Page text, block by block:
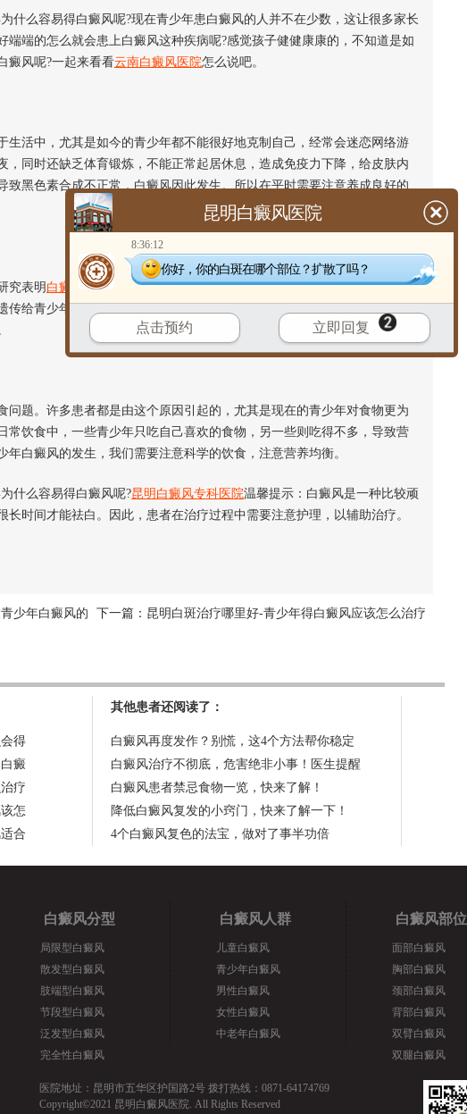
什么容易得白癜风呢?现在青少年患白癜风的人并不在少数，这让很多家长
端端的怎么就会患上白癜风这种疾病呢?感觉孩子健健康康的，不知道是如
癜风呢?一起来看看云南白癜风医院怎么说吧。
生活中，尤其是如今的青少年都不能很好地克制自己，经常会迷恋网络游
，同时还缺乏体育锻炼，不能正常起居休息，造成免疫力下降，给皮肤内
致黑色素合成不正常，白癜风因此发生。所以在平时需要注意养成良好的
究表明 白癜风的遗传
几率很小，但也不容忽视。青少年是白癜风的高危人
传给青少年。
题。许多患者都是由这个原因引起的，尤其是现在的青少年对食物更为
常饮食中，一些青少年只吃自己喜欢的食物，另一些则吃得不多，导致营
白癜风的发生，我们需要注意科学的饮食，注意营养均衡。
什么容易得白癜风呢?昆明白癜风专科医院温馨提示：白癜风是一种比较顽
长时间才能祛白。因此，患者在治疗过程中需要注意护理，以辅助治疗。
少年白癜风的
下一篇： 昆明白斑治疗哪里好-青少年得白癜风应该怎么治疗
得
癜
疗
怎
合
其他患者还阅读了：
白癜风再度发作？别慌，这4个方法帮你稳定
白癜风治疗不彻底，危害绝非小事！医生提醒
白癜风患者禁忌食物一览，快来了解！
降低白癜风复发的小窍门，快来了解一下！
4个白癜风复色的法宝，做对了事半功倍
白癜风分型
局限型白癜风
散发型白癜风
肢端型白癜风
节段型白癜风
泛发型白癜风
完全性白癜风
白癜风人群
儿童白癜风
青少年白癜风
男性白癜风
女性白癜风
中老年白癜风
白癜风部位
面部白癜风
胸部白癜风
颈部白癜风
背部白癜风
双臂白癜风
双腿白癜风
医院地址：昆明市五华区护国路2号 拨打热线：0871-64174769
Copyright©2021 昆明白癜风医院. All Rights Reserved
昆明白癜风医院
8:36:12
你好，你的白斑在哪个部位？扩散了吗？
点击预约 立即回复